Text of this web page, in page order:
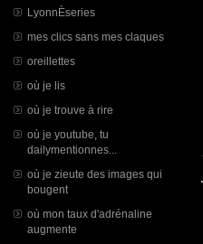
LyonnÈseries
mes clics sans mes claques
oreillettes
où je lis
où je trouve à rire
où je youtube, tu
dailymentionnes...
où je zieute des images qui
bougent
où mon taux d'adrénaline
augmente